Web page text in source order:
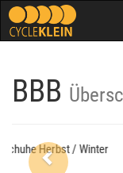
BBB
Previous